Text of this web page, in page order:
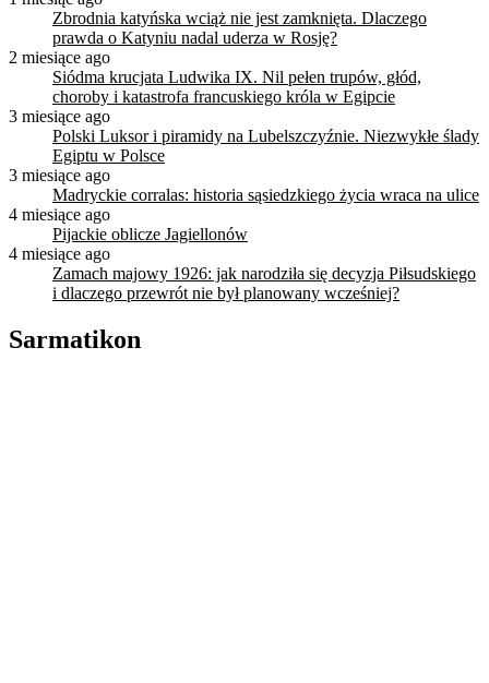
Zbrodnia katyńska wciąż nie jest zamknięta. Dlaczego
prawda o Katyniu nadal uderza w Rosję?
2 miesiące ago
Siódma krucjata Ludwika IX. Nil pełen trupów, głód,
choroby i katastrofa francuskiego króla w Egipcie
3 miesiące ago
Polski Luksor i piramidy na Lubelszczyźnie. Niezwykłe ślady
Egiptu w Polsce
3 miesiące ago
Madryckie corralas: historia sąsiedzkiego życia wraca na ulice
4 miesiące ago
Pijackie oblicze Jagiellonów
4 miesiące ago
Zamach majowy 1926: jak narodziła się decyzja Piłsudskiego
i dlaczego przewrót nie był planowany wcześniej?
Sarmatikon